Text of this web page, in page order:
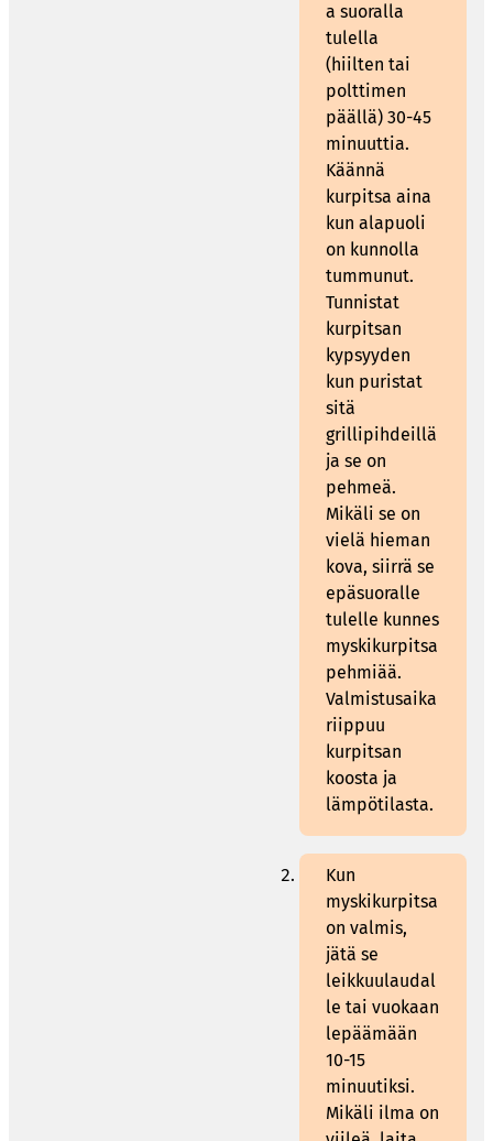
a suoralla
tulella
(hiilten tai
polttimen
päällä) 30-45
minuuttia.
Käännä
kurpitsa aina
kun alapuoli
on kunnolla
tummunut.
Tunnistat
kurpitsan
kypsyyden
kun puristat
sitä
grillipihdeillä
ja se on
pehmeä.
Mikäli se on
vielä hieman
kova, siirrä se
epäsuoralle
tulelle kunnes
myskikurpitsa
pehmiää.
Valmistusaika
riippuu
kurpitsan
koosta ja
lämpötilasta.
Kun
myskikurpitsa
on valmis,
jätä se
leikkuulaudal
le tai vuokaan
lepäämään
10-15
minuutiksi.
Mikäli ilma on